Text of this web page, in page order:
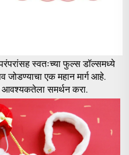
स्वतःच्या फुल्स डॉल्समध्ये
जोडण्याचा एक महान मार्ग आहे.
आवश्यकतेला समर्थन करा.